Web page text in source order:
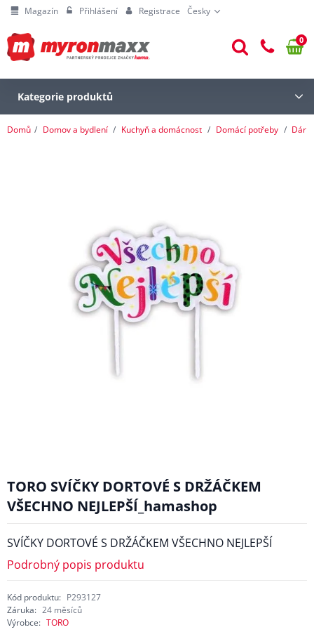
Magazín Přihlášení Registrace Česky
0
Kategorie produktů
Domů Domov a bydlení Kuchyň a domácnost Domácí potřeby
TORO SVÍČKY DORTOVÉ S DRŽÁČKEM
VŠECHNO NEJLEPŠÍ_hamashop
SVÍČKY DORTOVÉ S DRŽÁČKEM VŠECHNO NEJLEPŠÍ
Podrobný popis produktu
Kód produktu: P293127
Záruka: 24 měsíců
Výrobce: TORO